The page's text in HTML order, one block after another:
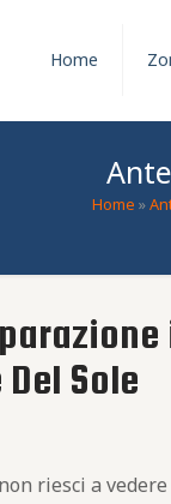
Home
Home »
Sole
riesci a